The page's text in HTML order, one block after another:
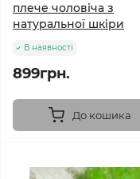
плече чоловіча з
натуральної шкіри
В наявності
899грн.
До кошика